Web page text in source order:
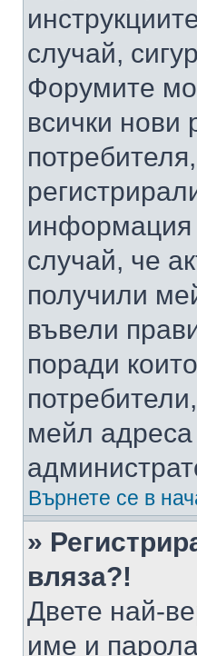
случай,
Форумите
всички нови
информация
случай, че
получили
въвели
поради
мейл адреса
Върнете се в
»
вляза?!
Двете най-
име и